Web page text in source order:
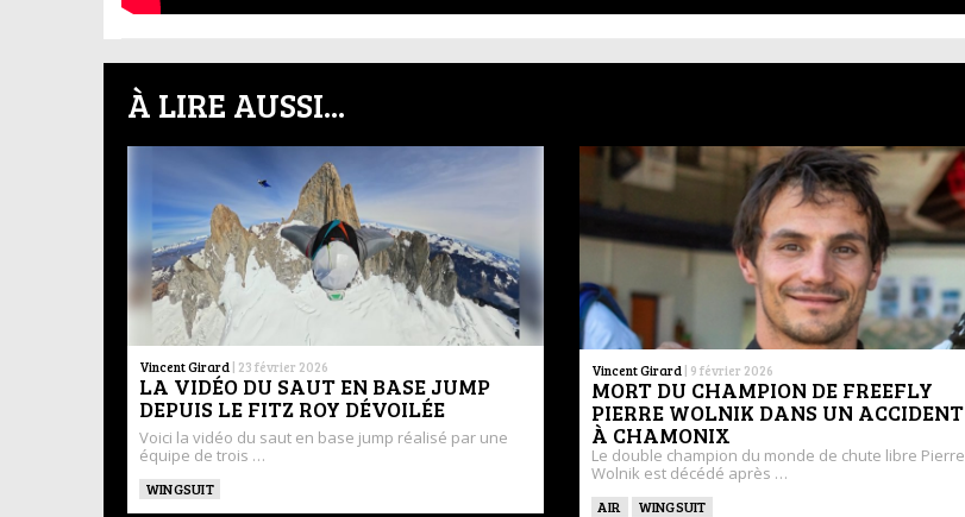
À LIRE AUSSI...
Vincent Girard | 23 février 2026
LA VIDÉO DU SAUT EN BASE JUMP
DEPUIS LE FITZ ROY DÉVOILÉE
Voici la vidéo du saut en base jump réalisé par une
équipe de trois …
WINGSUIT
Vincent Girard | 9 février 2026
MORT DU CHAMPION DE FREEFLY
PIERRE WOLNIK DANS UN ACCIDENT
À CHAMONIX
Le double champion du monde de chute libre Pierre
Wolnik est décédé après …
AIR WINGSUIT